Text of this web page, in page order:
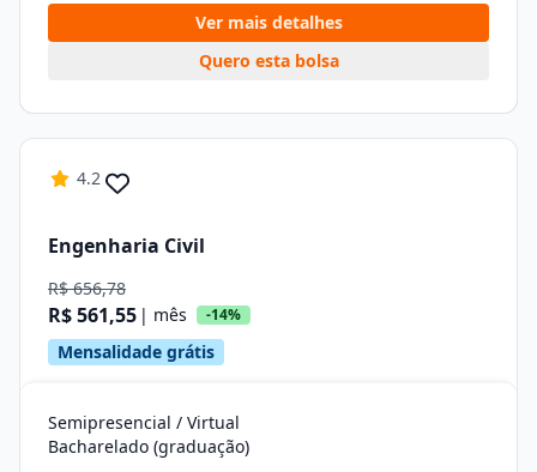
Ver mais detalhes
Quero esta bolsa
4.2
Engenharia Civil
R$ 656,78
R$ 561,55 | mês -14%
Mensalidade grátis
Semipresencial / Virtual
Bacharelado (graduação)